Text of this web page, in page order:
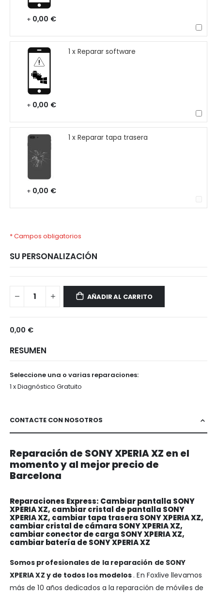
+ 0,00 €
1 x Reparar software
+ 0,00 €
1 x Reparar tapa trasera
+ 0,00 €
* Campos obligatorios
SU PERSONALIZACIÓN
AÑADIR AL CARRITO
0,00 €
RESUMEN
Seleccione una o varias reparaciones:
1 x Diagnóstico Gratuito
CONTACTE CON NOSOTROS
Reparación de SONY XPERIA XZ en el
momento y al mejor precio de
Barcelona
Reparaciones Express: Cambiar pantalla SONY
XPERIA XZ, cambiar cristal de pantalla SONY
XPERIA XZ, cambiar tapa trasera SONY XPERIA XZ,
cambiar cristal de cámara SONY XPERIA XZ,
cambiar conector de carga SONY XPERIA XZ,
cambiar batería de SONY XPERIA XZ
Somos profesionales de la reparación de SONY
XPERIA XZ y de todos los modelos. En Foxlive llevamos
más de 10 años dedicados a la reparación de móviles de